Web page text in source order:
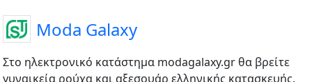
Moda Galaxy
Στο ηλεκτρονικό κατάστημα modagalaxy.gr θα βρείτε
γυναικεία ρούχα και αξεσουάρ ελληνικής κατασκευής.